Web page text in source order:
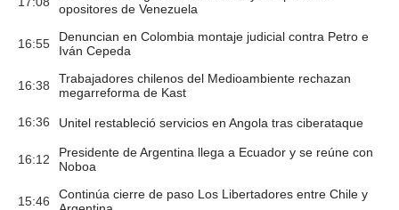
opositores de Venezuela
16:55
Denuncian en Colombia montaje judicial contra Petro e
Iván Cepeda
16:38
Trabajadores chilenos del Medioambiente rechazan
megarreforma de Kast
16:36 Unitel restableció servicios en Angola tras ciberataque
16:12
Presidente de Argentina llega a Ecuador y se reúne con
Noboa
15:46
Continúa cierre de paso Los Libertadores entre Chile y